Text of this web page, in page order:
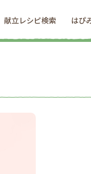
献立レシピ検索 はぴ